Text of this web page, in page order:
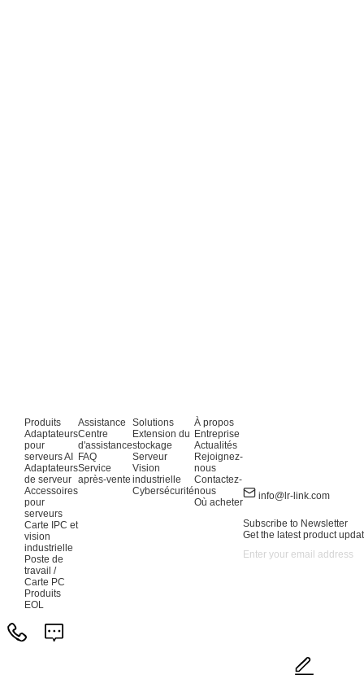
Produits
Adaptateurs
pour
serveurs AI
Adaptateurs
de serveur
Accessoires
pour
serveurs
Carte IPC et
vision
industrielle
Poste de
travail /
Carte PC
Produits
EOL
Assistance
Centre
d'assistance
FAQ
Service
après-vente
Solutions
Extension du
stockage
Serveur
Vision
industrielle
Cybersécurité
À propos
Entreprise
Actualités
Rejoignez-
nous
Contactez-
nous
Où acheter
info@lr-link.com
Subscribe to Newsletter
Get the latest product